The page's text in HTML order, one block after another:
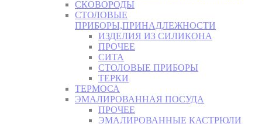
СКОВОРОДЫ
СТОЛОВЫЕ
ПРИБОРЫ,ПРИНАДЛЕЖНОСТИ
ИЗДЕЛИЯ ИЗ СИЛИКОНА
ПРОЧЕЕ
СИТА
СТОЛОВЫЕ ПРИБОРЫ
ТЕРКИ
ТЕРМОСА
ЭМАЛИРОВАННАЯ ПОСУДА
ПРОЧЕЕ
ЭМАЛИРОВАННЫЕ КАСТРЮЛИ